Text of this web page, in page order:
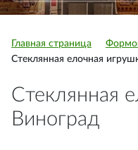
Главная страница
Стеклянная елочная
Стеклянная
Виноград